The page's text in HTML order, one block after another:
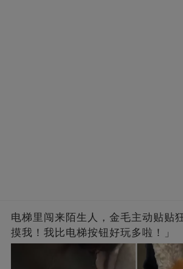
电梯里闯来陌生人，金毛主动贴贴
摸我！我比电梯按钮好玩多啦！」